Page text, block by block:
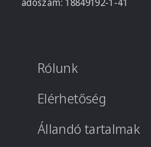
Rólunk
Elérhetőség
Állandó tartalmak